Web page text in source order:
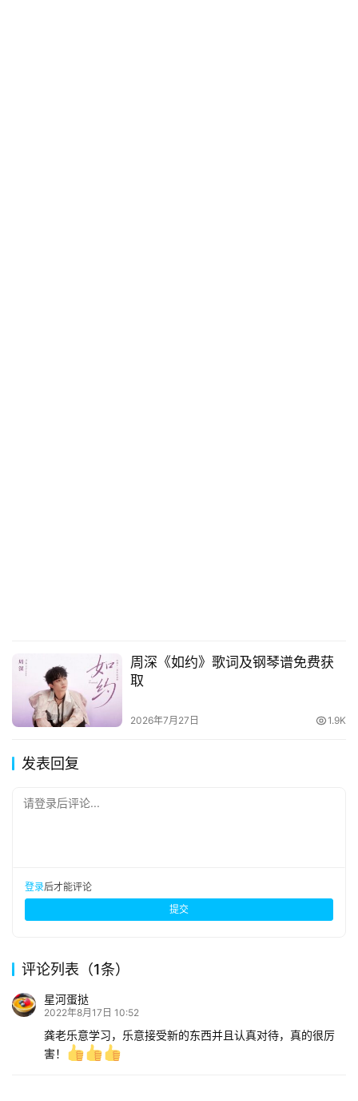
周深《如约》歌词及钢琴谱免费获
取
2026年7月27日 1.9K
发表回复
请登录后评论...
登录后才能评论
提交
评论列表（1条）
星河蛋挞
2022年8月17日 10:52
龚老乐意学习，乐意接受新的东西并且认真对待，真的很厉
害！